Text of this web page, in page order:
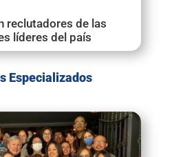
reclutadores de las
líderes del país
Especializados